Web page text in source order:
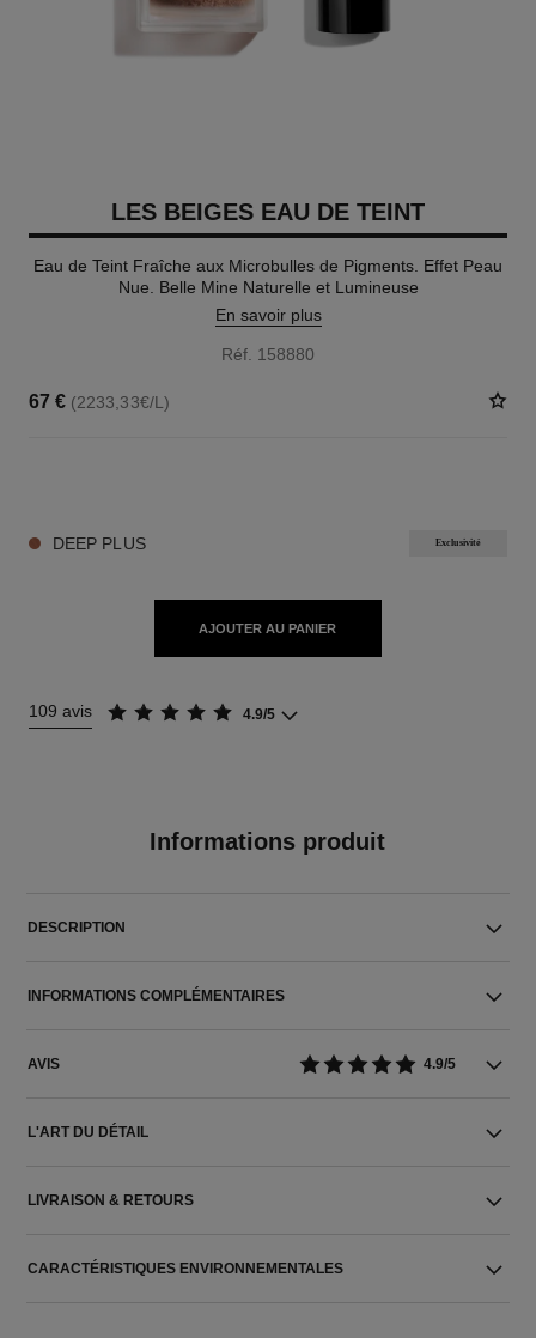
LES BEIGES EAU DE TEINT
Eau de Teint Fraîche aux Microbulles de Pigments. Effet Peau
Nue. Belle Mine Naturelle et Lumineuse
En savoir plus
Réf. 158880
67 € (2233,33€/L)
DEEP PLUS Exclusivité
AJOUTER AU PANIER
109 avis 4.9/5
Informations produit
DESCRIPTION
INFORMATIONS COMPLÉMENTAIRES
AVIS 4.9/5
L'ART DU DÉTAIL
LIVRAISON & RETOURS
CARACTÉRISTIQUES ENVIRONNEMENTALES